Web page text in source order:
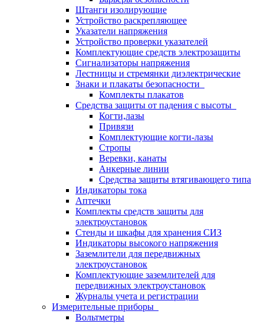
Штанги изолирующие
Устройство раскрепляющее
Указатели напряжения
Устройство проверки указателей
Комплектующие средств электрозащиты
Сигнализаторы напряжения
Лестницы и стремянки диэлектрические
Знаки и плакаты безопасности
Комплекты плакатов
Средства защиты от падения с высоты
Когти,лазы
Привязи
Комплектующие когти-лазы
Стропы
Веревки, канаты
Анкерные линии
Средства защиты втягивающего типа
Индикаторы тока
Аптечки
Комплекты средств защиты для
электроустановок
Стенды и шкафы для хранения СИЗ
Индикаторы высокого напряжения
Заземлители для передвижных
электроустановок
Комплектующие заземлителей для
передвижных электроустановок
Журналы учета и регистрации
Измерительные приборы
Вольтметры